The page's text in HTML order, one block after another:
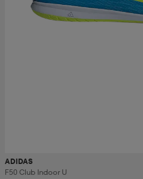
ADIDAS
F50 Club Indoor U